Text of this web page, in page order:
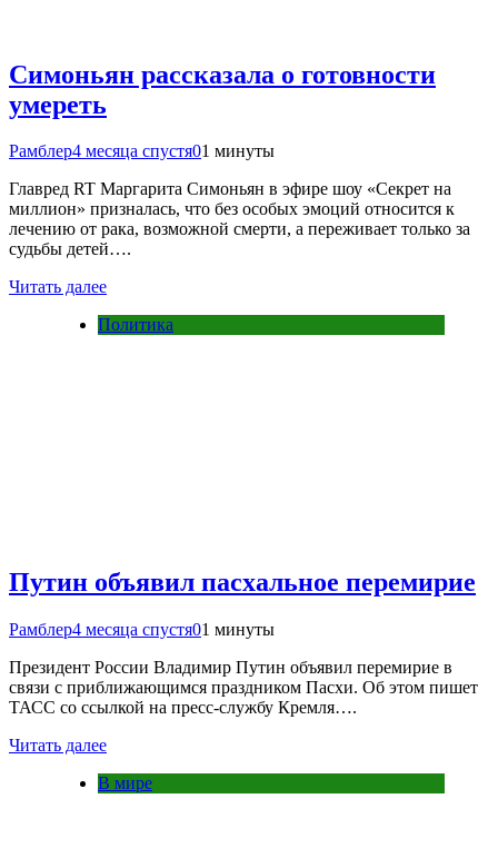
Симоньян рассказала о готовности
умереть
Рамблер4 месяца спустя01 минуты
Главред RT Маргарита Симоньян в эфире шоу «Секрет на
миллион» призналась, что без особых эмоций относится к
лечению от рака, возможной смерти, а переживает только за
судьбы детей….
Читать далее
Политика
Путин объявил пасхальное перемирие
Рамблер4 месяца спустя01 минуты
Президент России Владимир Путин объявил перемирие в
связи с приближающимся праздником Пасхи. Об этом пишет
ТАСС со ссылкой на пресс-службу Кремля….
Читать далее
В мире